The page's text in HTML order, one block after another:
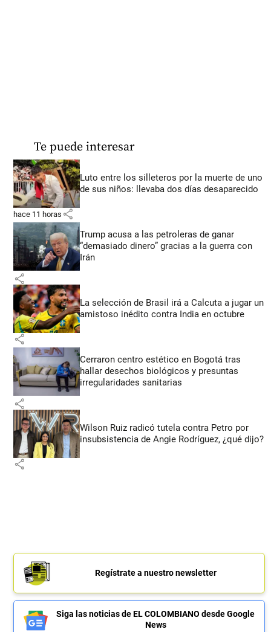
Te puede interesar
Luto entre los silleteros por la muerte de uno
de sus niños: llevaba dos días desaparecido
hace 11 horas share
Trump acusa a las petroleras de ganar
“demasiado dinero” gracias a la guerra con
Irán
share
La selección de Brasil irá a Calcuta a jugar un
amistoso inédito contra India en octubre
share
Cerraron centro estético en Bogotá tras
hallar desechos biológicos y presuntas
irregularidades sanitarias
share
Wilson Ruiz radicó tutela contra Petro por
insubsistencia de Angie Rodríguez, ¿qué dijo?
share
Regístrate a nuestro newsletter
Siga las noticias de EL COLOMBIANO desde Google
News